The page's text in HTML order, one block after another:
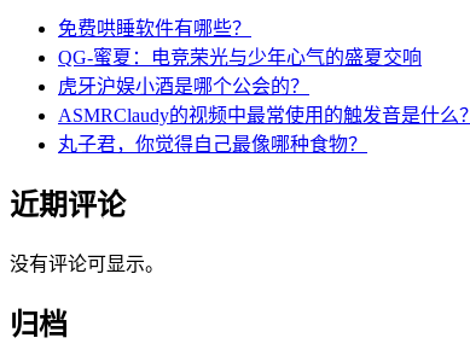
免费哄睡软件有哪些？
QG-蜜夏：电竞荣光与少年心气的盛夏交响
虎牙沪娱小酒是哪个公会的？
ASMRClaudy的视频中最常使用的触发音是什么？
丸子君，你觉得自己最像哪种食物？
近期评论
没有评论可显示。
归档